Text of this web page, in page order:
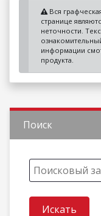
Вся
странице
неточности.
информации
продукта.
Поиск